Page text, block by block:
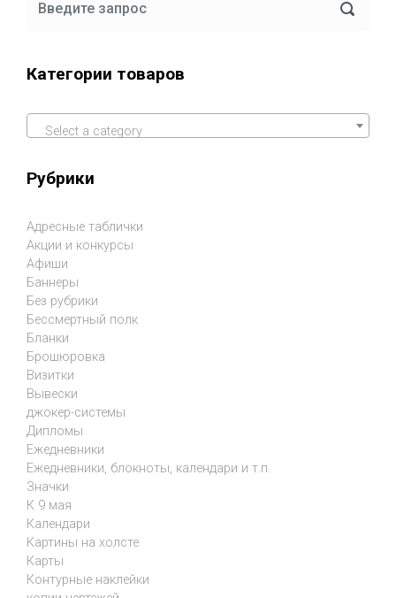
Категории товаров
Select a category
Рубрики
Адресные таблички
Акции и конкурсы
Афиши
Баннеры
Без рубрики
Бессмертный полк
Бланки
Брошюровка
Визитки
Вывески
джокер-системы
Дипломы
Ежедневники
Ежедневники, блокноты, календари и т.п.
Значки
К 9 мая
Календари
Картины на холсте
Карты
Контурные наклейки